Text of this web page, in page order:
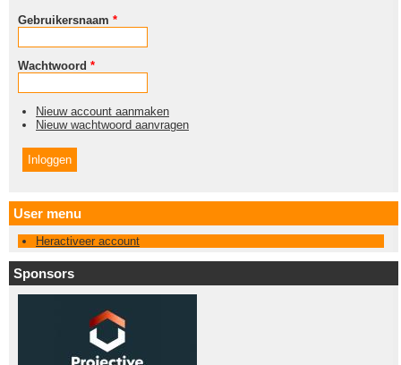
Gebruikersnaam *
Wachtwoord *
Nieuw account aanmaken
Nieuw wachtwoord aanvragen
User menu
Heractiveer account
Sponsors